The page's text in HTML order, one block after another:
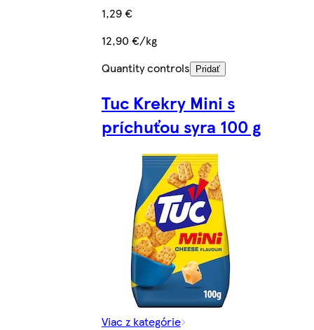
1,29 €
12,90 €/kg
Quantity controls
Pridať
Tuc Krekry Mini s
príchuťou syra 100 g
Viac z kategórie